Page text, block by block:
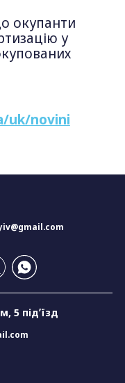
окупанти
у
uk/novini
5 підʼїзд